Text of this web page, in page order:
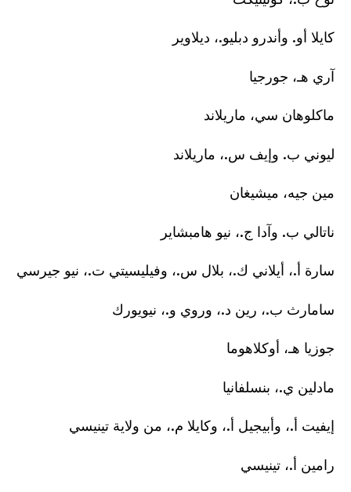
كايلا أو. وأندرو دبليو.، ديلاوير
آري هـ، جورجيا
ماكلوهان سي، ماريلاند
ليوني ب. وإيف س.، ماريلاند
مين جيه، ميشيغان
ناتالي ب. وآدا ج.، نيو هامبشاير
سارة أ.، أيلاني ك.، بلال س.، وفيليسيتي ت.، نيو جيرسي
سامارث ب.، رين د.، وروي و.، نيويورك
جوزيا هـ، أوكلاهوما
مادلين ي.، بنسلفانيا
إيفيت أ.، وأبيجيل أ.، وكايلا م.، من ولاية تينيسي
رامين أ.، تينيسي